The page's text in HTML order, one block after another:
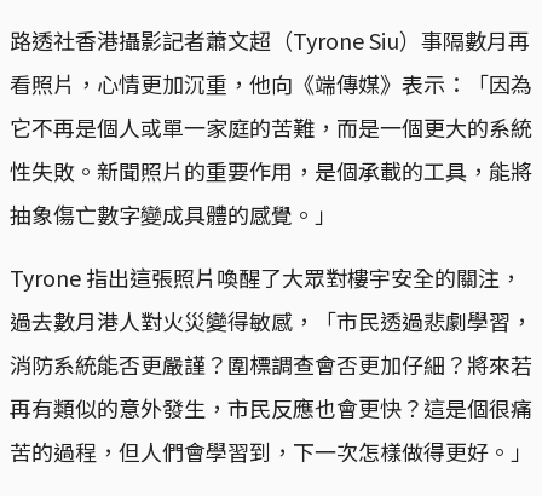
路透社香港攝影記者蕭文超（Tyrone Siu）事隔數月再
看照片，心情更加沉重，他向《端傳媒》表示：「因為
它不再是個人或單一家庭的苦難，而是一個更大的系統
性失敗。新聞照片的重要作用，是個承載的工具，能將
抽象傷亡數字變成具體的感覺。」
Tyrone 指出這張照片喚醒了大眾對樓宇安全的關注，
過去數月港人對火災變得敏感，「市民透過悲劇學習，
消防系統能否更嚴謹？圍標調查會否更加仔細？將來若
再有類似的意外發生，市民反應也會更快？這是個很痛
苦的過程，但人們會學習到，下一次怎樣做得更好。」